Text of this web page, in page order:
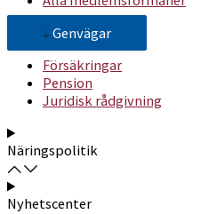
Genvägar
Försäkringar
Pension
Juridisk rådgivning
Näringspolitik
Nyhetscenter